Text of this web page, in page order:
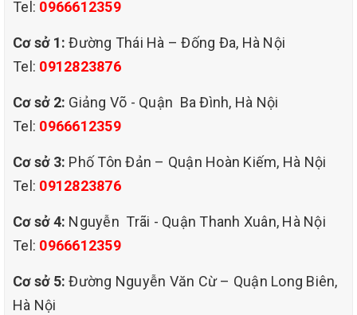
nhiều các gia đình sử dụng đệm quan tâm. Hôm nay, QHT VIỆT
NAM chúng tôi sẽ mang đến dịch vụ giặt đệm đảm bảo các tiêu
dịch vụ.
Tel: 0966612359
Cơ sở 1: Đường Thái Hà – Đống Đa, Hà Nội
Tel: 0912823876
Cơ sở 2: Giảng Võ - Quận Ba Đình, Hà Nội
Tel: 0966612359
Cơ sở 3: Phố Tôn Đản – Quận Hoàn Kiếm, Hà Nội
Tel: 0912823876
Cơ sở 4: Nguyễn Trãi - Quận Thanh Xuân, Hà Nội
Tel: 0966612359
Cơ sở 5: Đường Nguyễn Văn Cừ – Quận Long Biên,
Hà Nội